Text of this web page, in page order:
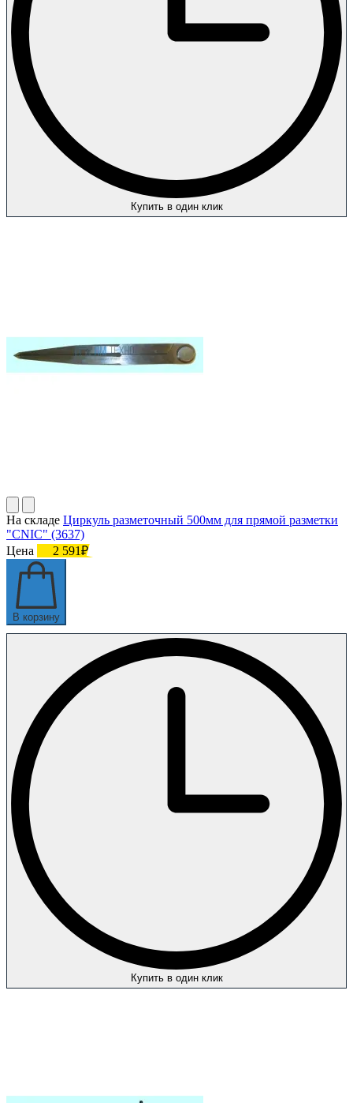
Купить в один клик
На складе Циркуль разметочный 500мм для прямой разметки
"CNIC" (3637)
Цена
2 591₽
В корзину
Купить в один клик